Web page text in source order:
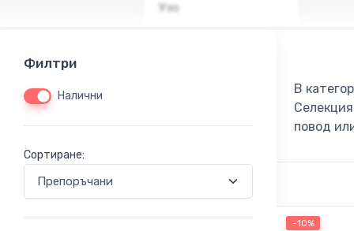
Узо
Филтри
Налични
Сортиране:
В
повод
-10%